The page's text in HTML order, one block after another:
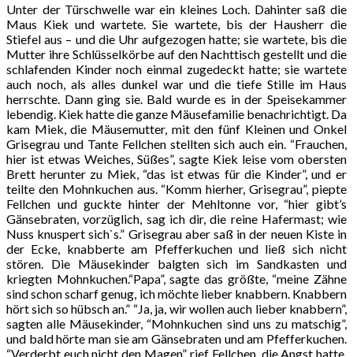
Unter der Türschwelle war ein kleines Loch. Dahinter saß die
Maus Kiek und wartete. Sie wartete, bis der Hausherr die
Stiefel aus – und die Uhr aufgezogen hatte; sie wartete, bis die
Mutter ihre Schlüsselkörbe auf den Nachttisch gestellt und die
schlafenden Kinder noch einmal zugedeckt hatte; sie wartete
auch noch, als alles dunkel war und die tiefe Stille im Haus
herrschte. Dann ging sie. Bald wurde es in der Speisekammer
lebendig. Kiek hatte die ganze Mäusefamilie benachrichtigt. Da
kam Miek, die Mäusemutter, mit den fünf Kleinen und Onkel
Grisegrau und Tante Fellchen stellten sich auch ein. “Frauchen,
hier ist etwas Weiches, Süßes”, sagte Kiek leise vom obersten
Brett herunter zu Miek, “das ist etwas für die Kinder”, und er
teilte den Mohnkuchen aus. “Komm hierher, Grisegrau”, piepte
Fellchen und guckte hinter der Mehltonne vor, “hier gibt’s
Gänsebraten, vorzüglich, sag ich dir, die reine Hafermast; wie
Nuss knuspert sich`s.” Grisegrau aber saß in der neuen Kiste in
der Ecke, knabberte am Pfefferkuchen und ließ sich nicht
stören. Die Mäusekinder balgten sich im Sandkasten und
kriegten Mohnkuchen.“Papa”, sagte das größte, “meine Zähne
sind schon scharf genug, ich möchte lieber knabbern. Knabbern
hört sich so hübsch an.” “Ja, ja, wir wollen auch lieber knabbern”,
sagten alle Mäusekinder, “Mohnkuchen sind uns zu matschig”,
und bald hörte man sie am Gänsebraten und am Pfefferkuchen.
“Verderbt euch nicht den Magen”, rief Fellchen, die Angst hatte,